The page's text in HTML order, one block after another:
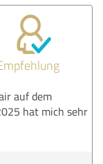
auf dem
hat mich sehr